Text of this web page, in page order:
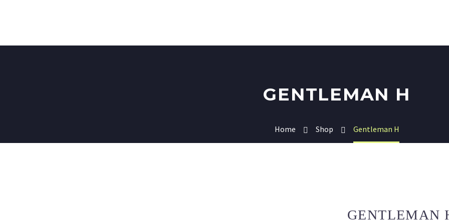
GENTLEMAN H
Home Shop Gentleman H
GENTLEMAN